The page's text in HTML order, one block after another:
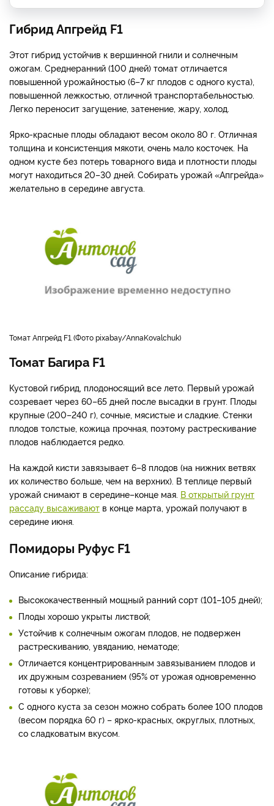
Гибрид Апгрейд F1
Этот гибрид устойчив к вершинной гнили и солнечным
ожогам. Среднеранний (100 дней) томат отличается
повышенной урожайностью (6–7 кг плодов с одного куста),
повышенной лежкостью, отличной транспортабельностью.
Легко переносит загущение, затенение, жару, холод.
Ярко-красные плоды обладают весом около 80 г. Отличная
толщина и консистенция мякоти, очень мало косточек. На
одном кусте без потерь товарного вида и плотности плоды
могут находиться 20–30 дней. Собирать урожай «Апгрейда»
желательно в середине августа.
томат Апгрейд F1. Фото pixabay/AnnaKovalchuk
Томат Багира F1
Кустовой гибрид, плодоносящий все лето. Первый урожай
созревает через 60–65 дней после высадки в грунт. Плоды
крупные (200–240 г), сочные, мясистые и сладкие. Стенки
плодов толстые, кожица прочная, поэтому растрескивание
плодов наблюдается редко.
На каждой кисти завязывает 6–8 плодов (на нижних ветвях
их количество больше, чем на верхних). В теплице первый
урожай снимают в середине–конце мая. В открытый грунт
рассаду высаживают в конце марта, урожай получают в
середине июня.
Помидоры Руфус F1
Описание гибрида:
Высококачественный мощный ранний сорт (101–105 дней);
Плоды хорошо укрыты листвой;
Устойчив к солнечным ожогам плодов, не подвержен
растрескиванию, увяданию, нематоде;
Отличается концентрированным завязыванием плодов и
их дружным созреванием (95% от урожая одновременно
готовы к уборке);
С одного куста за сезон можно собрать более 100 плодов
(весом порядка 60 г) – ярко-красных, округлых, плотных,
со сладковатым вкусом.